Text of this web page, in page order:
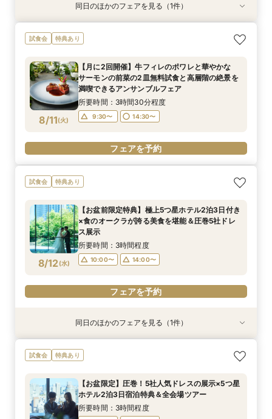
8/10(月)
平日限定【オークラだけの極上フォトウェディン
グをご提案】館内外ともに溢れるフォトジェニッ
じっくり相談♪フォトウェディング専用フェアで
す
所要時間：2時間程度
10:00〜 14:00〜
フェアを予約
同日のほかのフェアを見る（1件）
試食会 特典あり
8/11(火)
【月に2回開催】牛フィレのポワレと華やかな
サーモンの前菜の2皿無料試食と高層階の絶景を
満喫できるアンサンブルフェア
所要時間：3時間30分程度
9:30〜 14:30〜
フェアを予約
試食会 特典あり
8/12(水)
【お盆前限定特典】極上5つ星ホテル2泊3日付き
×食のオークラが誇る美食を堪能＆圧巻5社ドレ
ス展示
所要時間：3時間程度
10:00〜 14:00〜
フェアを予約
8/12(水)
平日限定【オークラだけの極上フォトウェディン
グをご提案】館内外ともに溢れるフォトジェニッ
じっくり相談♪フォトウェディング専用フェアで
す
所要時間：2時間程度
同日のほかのフェアを見る（1件）
試食会 特典あり
【お盆限定】圧巻！5社人気ドレスの展示×5つ星
ホテル2泊3日宿泊特典＆全会場ツアー
所要時間：3時間程度